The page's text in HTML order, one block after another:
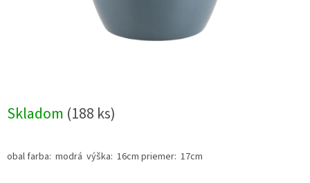
Skladom (188 ks)
obal farba: modrá výška: 16cm priemer: 17cm